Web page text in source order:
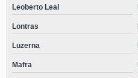
Leoberto Leal
Lontras
Luzerna
Mafra